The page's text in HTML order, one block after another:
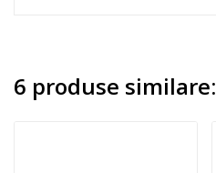
6 produse similare: